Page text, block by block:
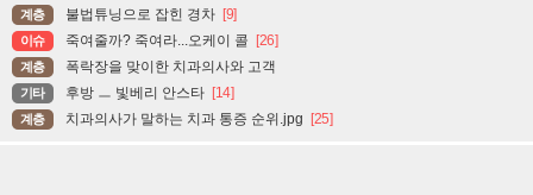
계층 불법튜닝으로 잡힌 경차 [9]
이슈 죽여줄까? 죽여라...오케이 콜 [26]
계층 폭락장을 맞이한 치과의사와 고객
기타 후방 ㅡ 빛베리 안스타 [14]
계층 치과의사가 말하는 치과 통증 순위.jpg [25]